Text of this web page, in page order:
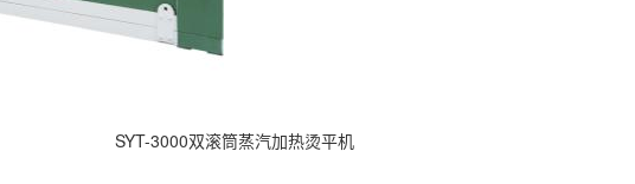
SYT-3000双滚筒蒸汽加热烫平机